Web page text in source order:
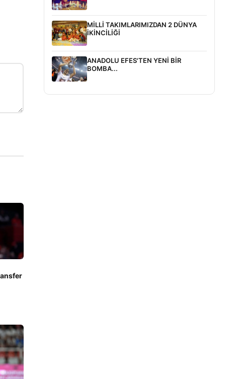
MİLLİ TAKIMLARIMIZDAN 2 DÜNYA
İKİNCİLİĞİ
ANADOLU EFES'TEN YENİ BİR
BOMBA...